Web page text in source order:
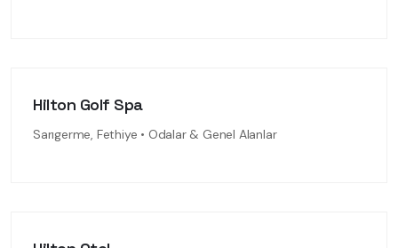
Hilton Golf Spa
Sarıgerme, Fethiye • Odalar & Genel Alanlar